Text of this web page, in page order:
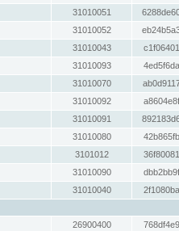
31010051
31010052
31010043
31010093
31010070
31010092
31010091
31010080
3101012
31010090
31010040
26900400